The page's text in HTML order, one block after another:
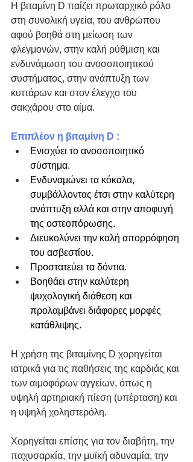
Η βιταμίνη D παίζει πρωταρχικό ρόλο
στη συνολική υγεία, του ανθρώπου
αφού βοηθά στη μείωση των
φλεγμονών, στην καλή ρύθμιση και
ενδυνάμωση του ανοσοποιητικού
συστήματος, στην ανάπτυξη των
κυττάρων και στον έλεγχο του
σακχάρου στο αίμα.​
Επιπλέον η βιταμίνη D :
​Ενισχύει το ανοσοποιητικό
σύστημα.
Ενδυναμώνει τα κόκαλα,
συμβάλλοντας έτσι στην καλύτερη
ανάπτυξη αλλά και στην αποφυγή
της οστεοπόρωσης.
Διευκολύνει την καλή απορρόφηση
του ασβεστίου.
Προστατεύει τα δόντια.
Βοηθάει στην καλύτερη
ψυχολογική διάθεση και
προλαμβάνει διάφορες μορφές
κατάθλιψης.
Η χρήση της βιταμίνης D χορηγείται
ιατρικά για τις παθήσεις της καρδιάς και
των αιμοφόρων αγγείων, όπως η
υψηλή αρτηριακή πίεση (υπέρταση) και
η υψηλή χοληστερόλη.
Χορηγείται επίσης για τον διαβήτη, την
παχυσαρκία, την μυϊκή αδυναμία, την